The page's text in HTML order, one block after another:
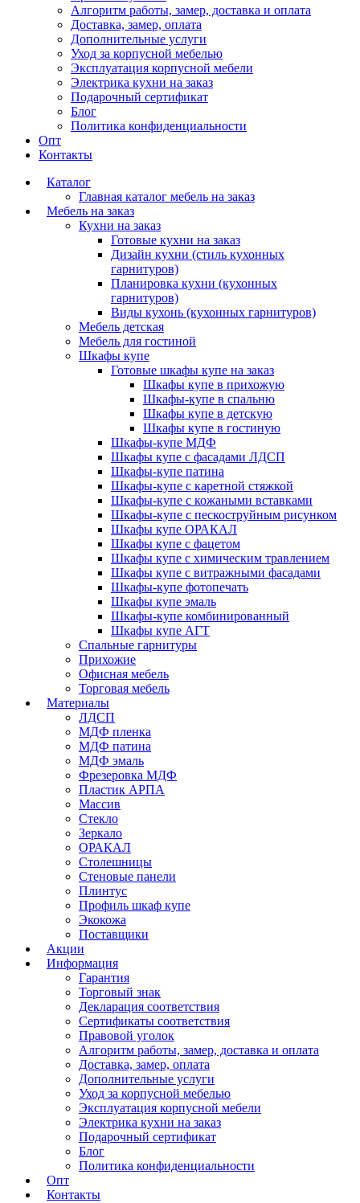
Алгоритм работы, замер, доставка и оплата
Доставка, замер, оплата
Дополнительные услуги
Уход за корпусной мебелью
Эксплуатация корпусной мебели
Электрика кухни на заказ
Подарочный сертификат
Блог
Политика конфиденциальности
Опт
Контакты
Каталог
Главная каталог мебель на заказ
Мебель на заказ
Кухни на заказ
Готовые кухни на заказ
Дизайн кухни (стиль кухонных
гарнитуров)
Планировка кухни (кухонных
гарнитуров)
Виды кухонь (кухонных гарнитуров)
Мебель детская
Мебель для гостиной
Шкафы купе
Готовые шкафы купе на заказ
Шкафы купе в прихожую
Шкафы-купе в спальню
Шкафы купе в детскую
Шкафы купе в гостиную
Шкафы-купе МДФ
Шкафы купе с фасадами ЛДСП
Шкафы-купе патина
Шкафы-купе с каретной стяжкой
Шкафы-купе с кожаными вставками
Шкафы-купе с пескоструйным рисунком
Шкафы купе ОРАКАЛ
Шкафы купе с фацетом
Шкафы купе с химическим травлением
Шкафы купе с витражными фасадами
Шкафы-купе фотопечать
Шкафы купе эмаль
Шкафы-купе комбинированный
Шкафы купе АГТ
Спальные гарнитуры
Прихожие
Офисная мебель
Торговая мебель
Материалы
ЛДСП
МДФ пленка
МДФ патина
МДФ эмаль
Фрезеровка МДФ
Пластик АРПА
Массив
Стекло
Зеркало
ОРАКАЛ
Столешницы
Стеновые панели
Плинтус
Профиль шкаф купе
Экокожа
Поставщики
Акции
Информация
Гарантия
Торговый знак
Декларация соответствия
Сертификаты соответствия
Правовой уголок
Алгоритм работы, замер, доставка и оплата
Доставка, замер, оплата
Дополнительные услуги
Уход за корпусной мебелью
Эксплуатация корпусной мебели
Электрика кухни на заказ
Подарочный сертификат
Блог
Политика конфиденциальности
Опт
Контакты
Да
Изменить